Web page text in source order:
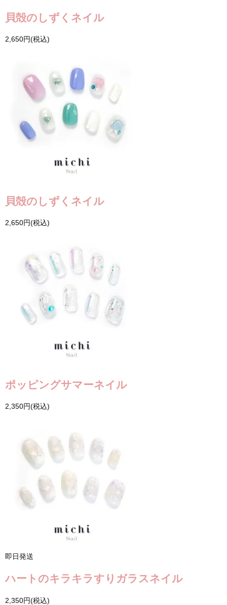
貝殻のしずくネイル
2,650円(税込)
貝殻のしずくネイル
2,650円(税込)
ポッピングサマーネイル
2,350円(税込)
即日発送
ハートのキラキラすりガラスネイル
2,350円(税込)